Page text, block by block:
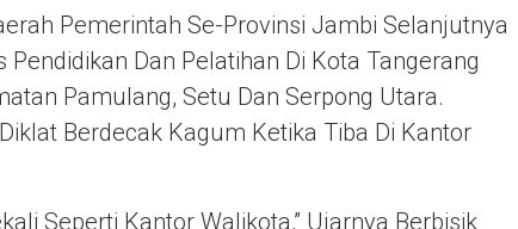
Pemerintah Se-Provinsi Jambi Selanjutnya
Dan Pelatihan Di Kota Tangerang
Pamulang, Setu Dan Serpong Utara.
Berdecak Kagum Ketika Tiba Di Kantor
Seperti Kantor Walikota,” Ujarnya Berbisik